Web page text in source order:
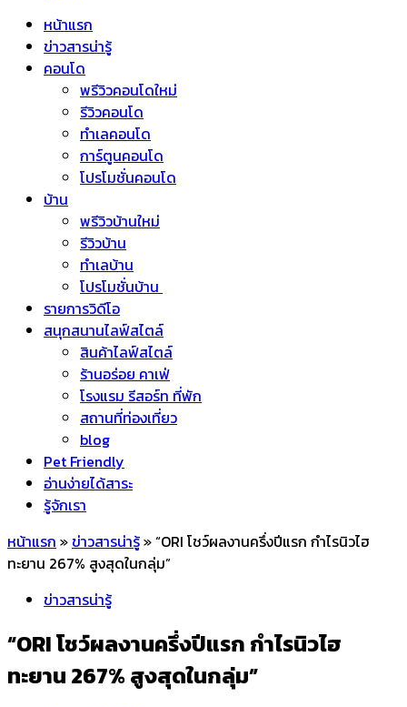
หน้าแรก
ข่าวสารน่ารู้
คอนโด
พรีวิวคอนโดใหม่
รีวิวคอนโด
ทำเลคอนโด
การ์ตูนคอนโด
โปรโมชั่นคอนโด
บ้าน
พรีวิวบ้านใหม่
รีวิวบ้าน
ทำเลบ้าน
โปรโมชั่นบ้าน
รายการวิดีโอ
สนุกสนานไลฟ์สไตล์
สินค้าไลฟ์สไตล์
ร้านอร่อย คาเฟ่
โรงแรม รีสอร์ท ที่พัก
สถานที่ท่องเที่ยว
blog
Pet Friendly
อ่านง่ายได้สาระ
รู้จักเรา
หน้าแรก »ข่าวสารน่ารู้»“ORI โชว์ผลงานครึ่งปีแรก กำไรนิวไฮ
ทะยาน 267% สูงสุดในกลุ่ม”
ข่าวสารน่ารู้
“ORI โชว์ผลงานครึ่งปีแรก กำไรนิวไฮ
ทะยาน 267% สูงสุดในกลุ่ม”